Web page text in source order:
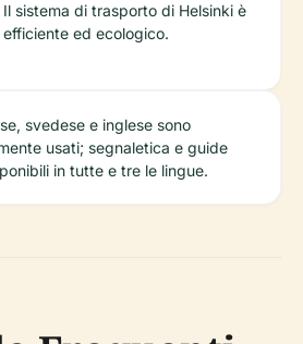
Il sistema di trasporto di Helsinki è
efficiente ed ecologico.
svedese e inglese sono
usati; segnaletica e guide
in tutte e tre le lingue.